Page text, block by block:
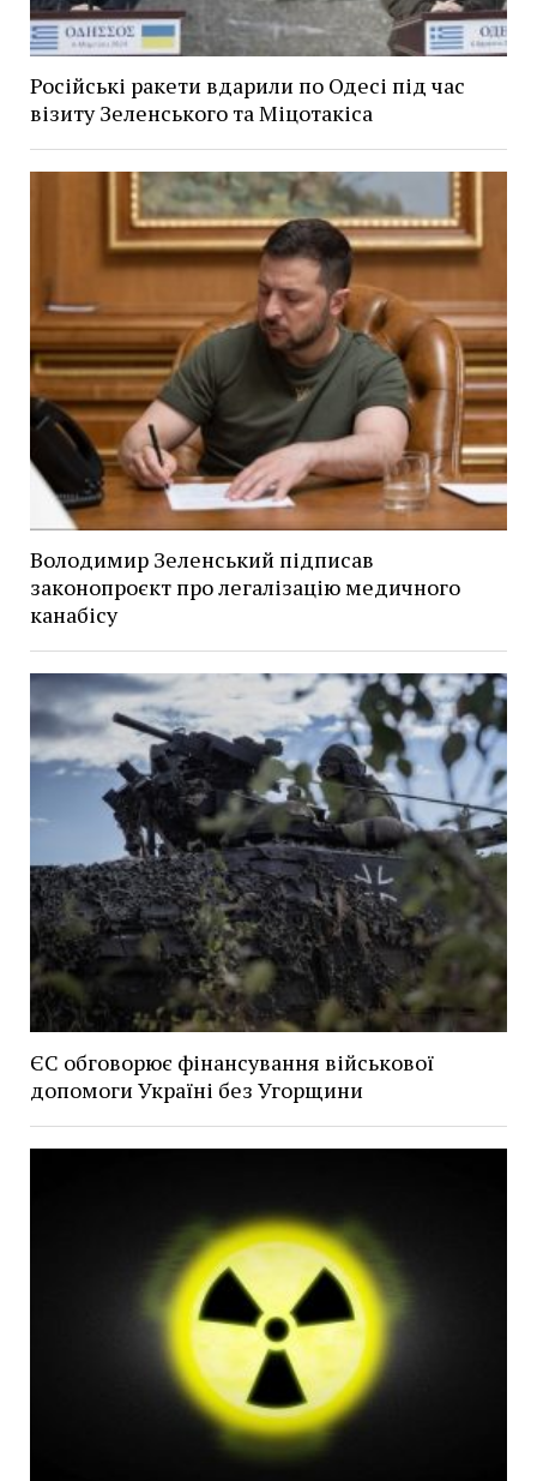
Російські ракети вдарили по Одесі під час
візиту Зеленського та Міцотакіса
Володимир Зеленський підписав
законопроєкт про легалізацію медичного
канабісу
ЄС обговорює фінансування військової
допомоги Україні без Угорщини